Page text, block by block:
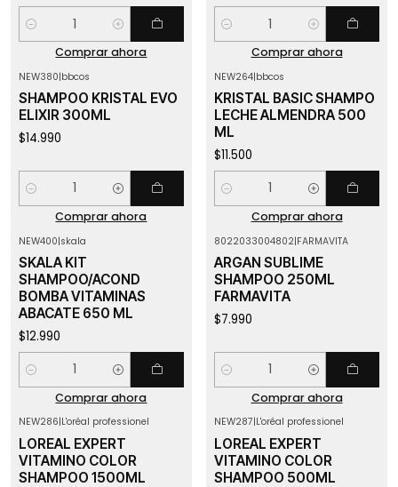
Cantidad
Comprar ahora
Cantidad
Comprar ahora
NEW380|bbcos
SHAMPOO KRISTAL EVO
ELIXIR 300ML
$14.990
Cantidad
Comprar ahora
NEW264|bbcos
KRISTAL BASIC SHAMPO
LECHE ALMENDRA 500
ML
$11.500
Cantidad
Comprar ahora
NEW400|skala
SKALA KIT
SHAMPOO/ACOND
BOMBA VITAMINAS
ABACATE 650 ML
$12.990
Cantidad
Comprar ahora
8022033004802|FARMAVITA
ARGAN SUBLIME
SHAMPOO 250ML
FARMAVITA
$7.990
Cantidad
Comprar ahora
NEW286|L'oréal professionel
LOREAL EXPERT
VITAMINO COLOR
SHAMPOO 1500ML
NEW287|L'oréal professionel
LOREAL EXPERT
VITAMINO COLOR
SHAMPOO 500ML